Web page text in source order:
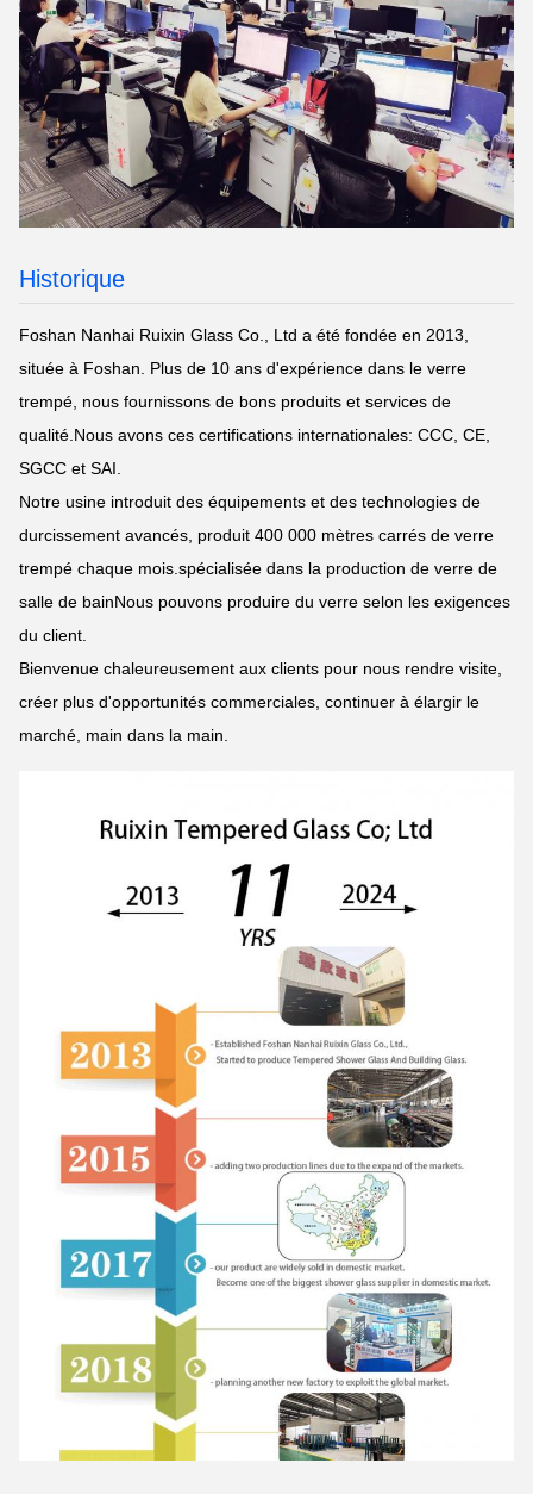
Historique
Foshan Nanhai Ruixin Glass Co., Ltd a été fondée en 2013,
située à Foshan. Plus de 10 ans d'expérience dans le verre
trempé, nous fournissons de bons produits et services de
qualité.Nous avons ces certifications internationales: CCC, CE,
SGCC et SAI.
Notre usine introduit des équipements et des technologies de
durcissement avancés, produit 400 000 mètres carrés de verre
trempé chaque mois.spécialisée dans la production de verre de
salle de bainNous pouvons produire du verre selon les exigences
du client.
Bienvenue chaleureusement aux clients pour nous rendre visite,
créer plus d'opportunités commerciales, continuer à élargir le
marché, main dans la main.